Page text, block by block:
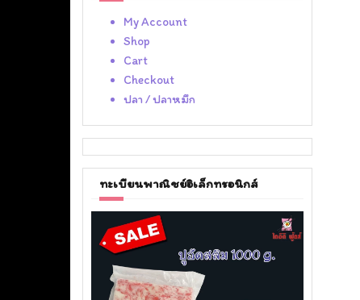
My Account
Shop
Cart
Checkout
ปลา / ปลาหมึก
ทะเบียนพาณิชย์อิเล็กทรอนิกส์